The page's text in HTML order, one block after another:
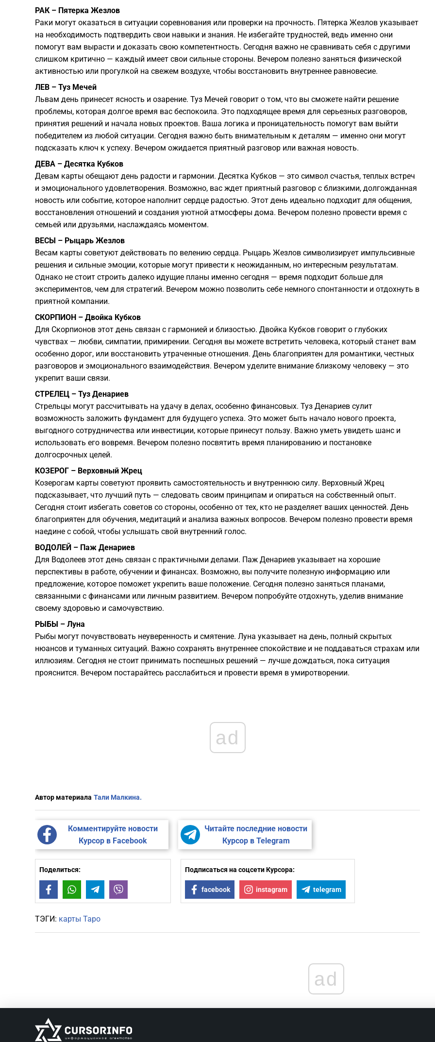
РАК – Пятерка Жезлов
Раки могут оказаться в ситуации соревнования или проверки на прочность. Пятерка Жезлов указывает
на необходимость подтвердить свои навыки и знания. Не избегайте трудностей, ведь именно они
помогут вам вырасти и доказать свою компетентность. Сегодня важно не сравнивать себя с другими
слишком критично — каждый имеет свои сильные стороны. Вечером полезно заняться физической
активностью или прогулкой на свежем воздухе, чтобы восстановить внутреннее равновесие.
ЛЕВ – Туз Мечей
Львам день принесет ясность и озарение. Туз Мечей говорит о том, что вы сможете найти решение
проблемы, которая долгое время вас беспокоила. Это подходящее время для серьезных разговоров,
принятия решений и начала новых проектов. Ваша логика и проницательность помогут вам выйти
победителем из любой ситуации. Сегодня важно быть внимательным к деталям — именно они могут
подсказать ключ к успеху. Вечером ожидается приятный разговор или важная новость.
ДЕВА – Десятка Кубков
Девам карты обещают день радости и гармонии. Десятка Кубков — это символ счастья, теплых встреч
и эмоционального удовлетворения. Возможно, вас ждет приятный разговор с близкими, долгожданная
новость или событие, которое наполнит сердце радостью. Этот день идеально подходит для общения,
восстановления отношений и создания уютной атмосферы дома. Вечером полезно провести время с
семьей или друзьями, наслаждаясь моментом.
ВЕСЫ – Рыцарь Жезлов
Весам карты советуют действовать по велению сердца. Рыцарь Жезлов символизирует импульсивные
решения и сильные эмоции, которые могут привести к неожиданным, но интересным результатам.
Однако не стоит строить далеко идущие планы именно сегодня — время подходит больше для
экспериментов, чем для стратегий. Вечером можно позволить себе немного спонтанности и отдохнуть в
приятной компании.
СКОРПИОН – Двойка Кубков
Для Скорпионов этот день связан с гармонией и близостью. Двойка Кубков говорит о глубоких
чувствах — любви, симпатии, примирении. Сегодня вы можете встретить человека, который станет вам
особенно дорог, или восстановить утраченные отношения. День благоприятен для романтики, честных
разговоров и эмоционального взаимодействия. Вечером уделите внимание близкому человеку — это
укрепит ваши связи.
СТРЕЛЕЦ – Туз Денариев
Стрельцы могут рассчитывать на удачу в делах, особенно финансовых. Туз Денариев сулит
возможность заложить фундамент для будущего успеха. Это может быть начало нового проекта,
выгодного сотрудничества или инвестиции, которые принесут пользу. Важно уметь увидеть шанс и
использовать его вовремя. Вечером полезно посвятить время планированию и постановке
долгосрочных целей.
КОЗЕРОГ – Верховный Жрец
Козерогам карты советуют проявить самостоятельность и внутреннюю силу. Верховный Жрец
подсказывает, что лучший путь — следовать своим принципам и опираться на собственный опыт.
Сегодня стоит избегать советов со стороны, особенно от тех, кто не разделяет ваших ценностей. День
благоприятен для обучения, медитаций и анализа важных вопросов. Вечером полезно провести время
наедине с собой, чтобы услышать свой внутренний голос.
ВОДОЛЕЙ – Паж Денариев
Для Водолеев этот день связан с практичными делами. Паж Денариев указывает на хорошие
перспективы в работе, обучении и финансах. Возможно, вы получите полезную информацию или
предложение, которое поможет укрепить ваше положение. Сегодня полезно заняться планами,
связанными с финансами или личным развитием. Вечером попробуйте отдохнуть, уделив внимание
своему здоровью и самочувствию.
РЫБЫ – Луна
Рыбы могут почувствовать неуверенность и смятение. Луна указывает на день, полный скрытых
нюансов и туманных ситуаций. Важно сохранять внутреннее спокойствие и не поддаваться страхам или
иллюзиям. Сегодня не стоит принимать поспешных решений — лучше дождаться, пока ситуация
прояснится. Вечером постарайтесь расслабиться и провести время в умиротворении.
ad
Автор материала Тали Малкина.
Комментируйте новости
Курсор в Facebook
Читайте последние новости
Курсор в Telegram
Поделиться:
FacebookWhatsAppTelegram
Подписаться на соцсети Курсора:
facebook instagram telegram
ТЭГИ: карты Таро
ad